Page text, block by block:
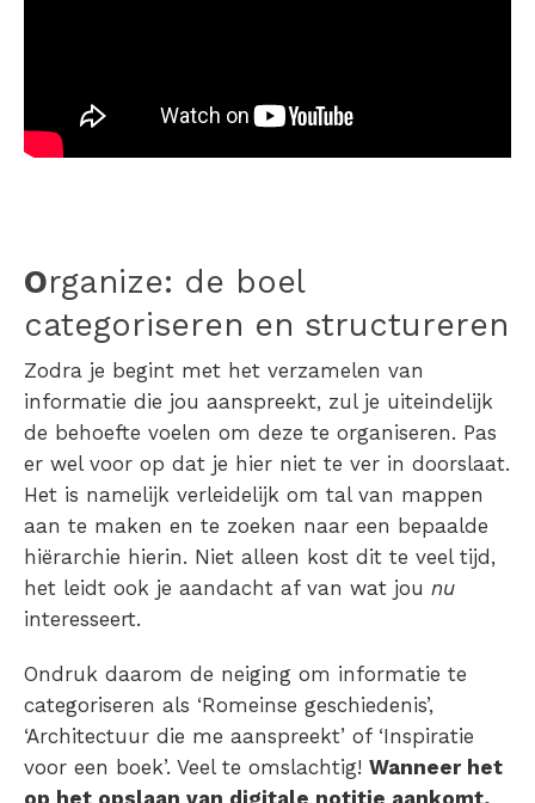
Organize: de boel
categoriseren en structureren
Zodra je begint met het verzamelen van
informatie die jou aanspreekt, zul je uiteindelijk
de behoefte voelen om deze te organiseren. Pas
er wel voor op dat je hier niet te ver in doorslaat.
Het is namelijk verleidelijk om tal van mappen
aan te maken en te zoeken naar een bepaalde
hiërarchie hierin. Niet alleen kost dit te veel tijd,
het leidt ook je aandacht af van wat jou nu
interesseert.
Ondruk daarom de neiging om informatie te
categoriseren als ‘Romeinse geschiedenis’,
‘Architectuur die me aanspreekt’ of ‘Inspiratie
voor een boek’. Veel te omslachtig! Wanneer het